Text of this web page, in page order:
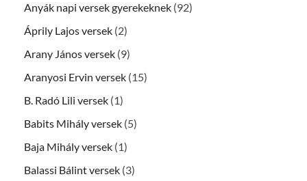
Anyák napi versek gyerekeknek (92)
Áprily Lajos versek (2)
Arany János versek (9)
Aranyosi Ervin versek (15)
B. Radó Lili versek (1)
Babits Mihály versek (5)
Baja Mihály versek (1)
Balassi Bálint versek (3)